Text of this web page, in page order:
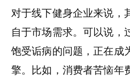
对于线下健身企业来说，
自于市场需求。可以说，
饱受诟病的问题，正在成
擎。比如，消费者苦恼年